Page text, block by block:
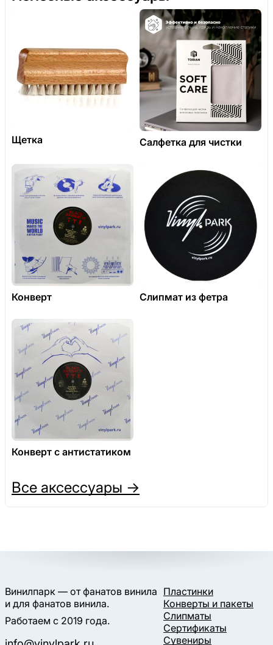
Щетка Салфетка для чистки
Конверт Слипмат из фетра
Конверт с антистатиком
Все аксессуары →
Винилпарк — от фанатов винила
и для фанатов винила.
Работаем с 2019 года.
Пластинки
Конверты и пакеты
Слипматы
Сертификаты
Сувениры